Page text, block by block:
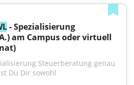
- Spezialisierung
am Campus oder virtuell
Steuerberatung genau
Du Dir sowohl